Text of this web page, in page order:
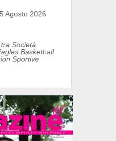
5 Agosto 2026
Società
Basketball
Sportive